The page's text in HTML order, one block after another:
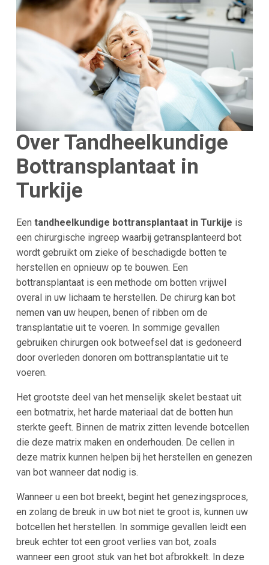
Over Tandheelkundige
Bottransplantaat in
Turkije
Een tandheelkundige bottransplantaat in Turkije is
een chirurgische ingreep waarbij getransplanteerd bot
wordt gebruikt om zieke of beschadigde botten te
herstellen en opnieuw op te bouwen. Een
bottransplantaat is een methode om botten vrijwel
overal in uw lichaam te herstellen. De chirurg kan bot
nemen van uw heupen, benen of ribben om de
transplantatie uit te voeren. In sommige gevallen
gebruiken chirurgen ook botweefsel dat is gedoneerd
door overleden donoren om bottransplantatie uit te
voeren.
Het grootste deel van het menselijk skelet bestaat uit
een botmatrix, het harde materiaal dat de botten hun
sterkte geeft. Binnen de matrix zitten levende botcellen
die deze matrix maken en onderhouden. De cellen in
deze matrix kunnen helpen bij het herstellen en genezen
van bot wanneer dat nodig is.
Wanneer u een bot breekt, begint het genezingsproces,
en zolang de breuk in uw bot niet te groot is, kunnen uw
botcellen het herstellen. In sommige gevallen leidt een
breuk echter tot een groot verlies van bot, zoals
wanneer een groot stuk van het bot afbrokkelt. In deze